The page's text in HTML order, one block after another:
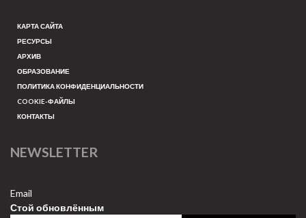
КАРТА САЙТА
РЕСУРСЫ
АРХИВ
ОБРАЗОВАНИЕ
ПОЛИТИКА КОНФИДЕНЦИАЛЬНОСТИ
COOKIE-ФАЙЛЫ
КОНТАКТЫ
NEWSLETTER
Email
Стой обновлённым